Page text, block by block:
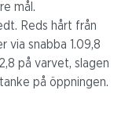
mål.
Reds hårt från
snabba 1.09,8
på varvet, slagen
på öppningen.